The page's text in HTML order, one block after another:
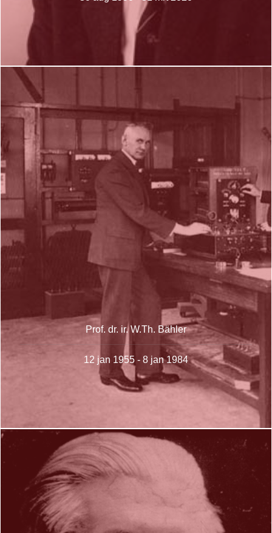
Prof. dr. ir. W.Th. Bähler
12 jan 1955 - 8 jan 1984